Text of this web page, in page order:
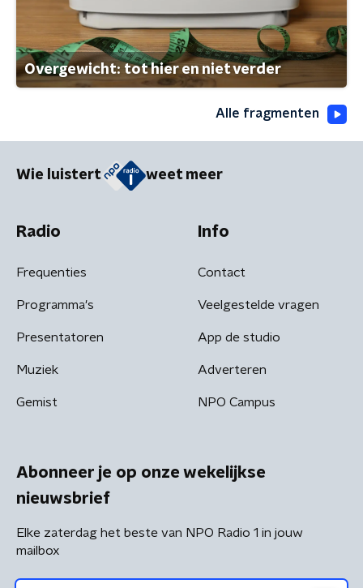
Overgewicht: tot hier en niet verder
Alle fragmenten
Wie luistert weet meer
Radio
Frequenties
Programma's
Presentatoren
Muziek
Gemist
Info
Contact
Veelgestelde vragen
App de studio
Adverteren
NPO Campus
Abonneer je op onze wekelijkse
nieuwsbrief
Elke zaterdag het beste van NPO Radio 1 in jouw
mailbox